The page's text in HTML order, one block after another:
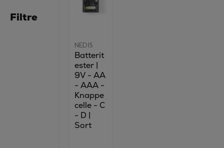
Filtre
NEDIS
Batterit
ester |
9V - AA
- AAA -
Knappe
celle - C
- D |
Sort